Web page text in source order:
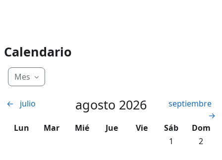
Calendario
Mes
← julio agosto 2026
septiembre
→
Lunes
Lun Martes
Mar Miércoles
Mié Jueves
Jue Viernes
Vie Sábado
Sáb
Dom
Sin eventos,
1 Sin
2